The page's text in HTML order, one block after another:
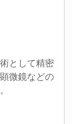
として精密
微鏡などの